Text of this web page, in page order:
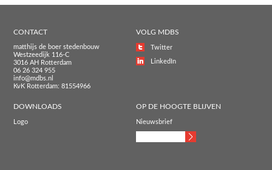
CONTACT
matthijs de boer stedenbouw
Westzeedijk 116-C
3016 AH Rotterdam
06 26 324 955
info@mdbs.nl
KvK Rotterdam: 81554966
VOLG MDBS
Twitter
LinkedIn
DOWNLOADS
Logo
OP DE HOOGTE BLIJVEN
Nieuwsbrief